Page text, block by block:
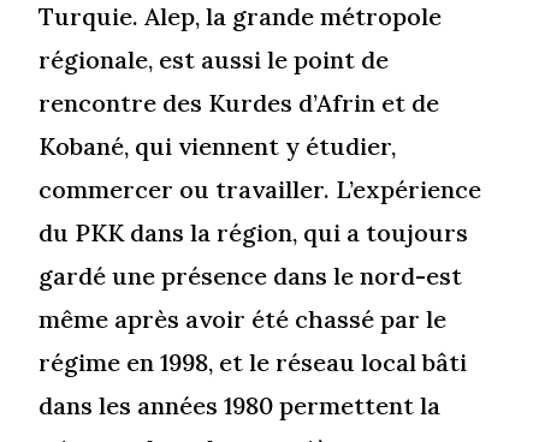
Turquie. Alep, la grande métropole
régionale, est aussi le point de
rencontre des Kurdes d’Afrin et de
Kobané, qui viennent y étudier,
commercer ou travailler. L’expérience
du PKK dans la région, qui a toujours
gardé une présence dans le nord-est
même après avoir été chassé par le
régime en 1998, et le réseau local bâti
dans les années 1980 permettent la